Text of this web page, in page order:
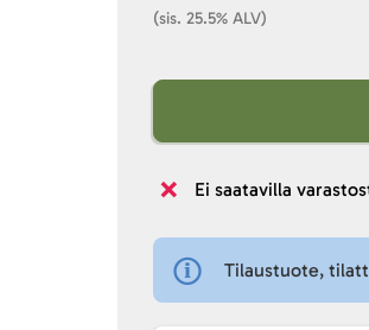
(sis. 25.5% ALV)
Ei saatavilla
Tilaustuote,